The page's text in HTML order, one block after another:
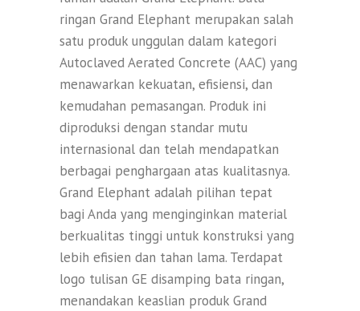
ringan Grand Elephant merupakan salah
satu produk unggulan dalam kategori
Autoclaved Aerated Concrete (AAC) yang
menawarkan kekuatan, efisiensi, dan
kemudahan pemasangan. Produk ini
diproduksi dengan standar mutu
internasional dan telah mendapatkan
berbagai penghargaan atas kualitasnya.
Grand Elephant adalah pilihan tepat
bagi Anda yang menginginkan material
berkualitas tinggi untuk konstruksi yang
lebih efisien dan tahan lama. Terdapat
logo tulisan GE disamping bata ringan,
menandakan keaslian produk Grand